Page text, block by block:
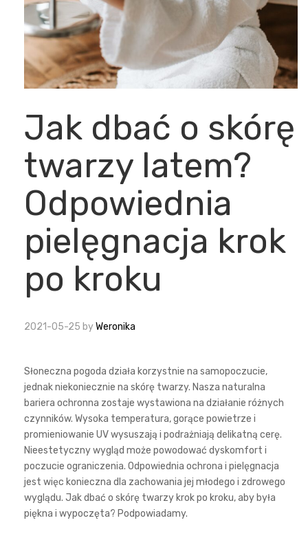
Jak dbać o skórę
twarzy latem?
Odpowiednia
pielęgnacja krok
po kroku
2021-05-25 byWeronika
Słoneczna pogoda działa korzystnie na samopoczucie,
jednak niekoniecznie na skórę twarzy. Nasza naturalna
bariera ochronna zostaje wystawiona na działanie różnych
czynników. Wysoka temperatura, gorące powietrze i
promieniowanie UV wysuszają i podrażniają delikatną cerę.
Nieestetyczny wygląd może powodować dyskomfort i
poczucie ograniczenia. Odpowiednia ochrona i pielęgnacja
jest więc konieczna dla zachowania jej młodego i zdrowego
wyglądu. Jak dbać o skórę twarzy krok po kroku, aby była
piękna i wypoczęta? Podpowiadamy.